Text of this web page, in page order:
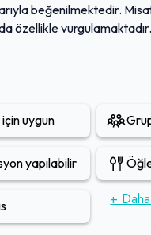
beğenilmektedir.
özellikle
sırt çantalı gezginler ve
uygun
yapılabilir
+